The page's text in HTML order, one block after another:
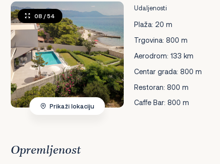
Udaljenosti
Plaža: 20 m
Trgovina: 800 m
Aerodrom: 133 km
Centar grada: 800 m
Restoran: 800 m
Caffe Bar: 800 m
08 / 54
Prikaži lokaciju
Opremljenost